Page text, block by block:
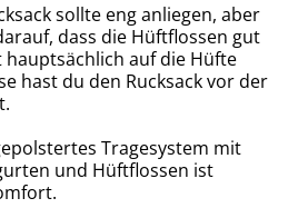
sollte eng anliegen, aber
dass die Hüftflossen gut
auf die Hüfte
hast du den Rucksack vor der
Tragesystem mit
und Hüftflossen ist